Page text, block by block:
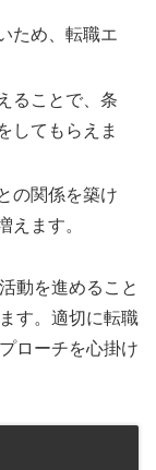
ため、転職エ
ることで、条
してもらえま
の関係を築け
えます。
動を進めること
す。適切に転職
ローチを心掛け